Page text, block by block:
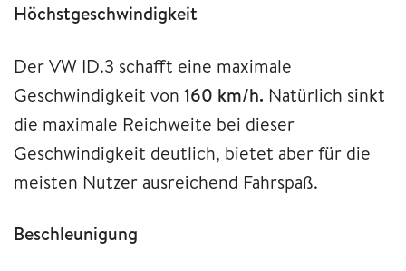
Höchstgeschwindigkeit
Der VW ID.3 schafft eine maximale
Geschwindigkeit von 160 km/h. Natürlich sinkt
die maximale Reichweite bei dieser
Geschwindigkeit deutlich, bietet aber für die
meisten Nutzer ausreichend Fahrspaß.
Beschleunigung